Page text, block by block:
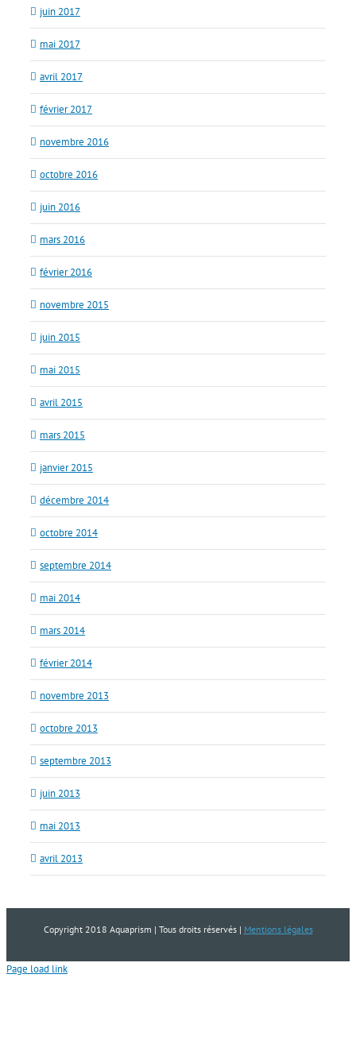
juin 2017
mai 2017
avril 2017
février 2017
novembre 2016
octobre 2016
juin 2016
mars 2016
février 2016
novembre 2015
juin 2015
mai 2015
avril 2015
mars 2015
janvier 2015
décembre 2014
octobre 2014
septembre 2014
mai 2014
mars 2014
février 2014
novembre 2013
octobre 2013
septembre 2013
juin 2013
mai 2013
avril 2013
Copyright 2018 Aquaprism | Tous droits réservés | Mentions légales
Page load link